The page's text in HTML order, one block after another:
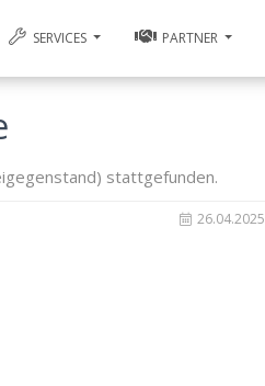
SERVICES PARTNER
stattgefunden.
26.04.2025